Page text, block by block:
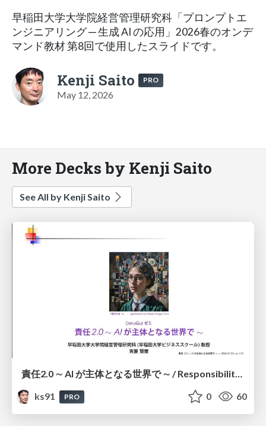
早稲田大学大学院経営管理研究科「プロンプトエ
ンジニアリング ─ 生成 AI の応用」2026春のオンデ
マンド教材 第8回で使用したスライドです。
Kenji Saito PRO
May 12, 2026
More Decks by Kenji Saito
See All by Kenji Saito
責任2.0 ∼ AI が主体となる世界で ∼ / Responsibility 2.0: In a World Where AI Takes Responsibilities
ks91
PRO 0 60